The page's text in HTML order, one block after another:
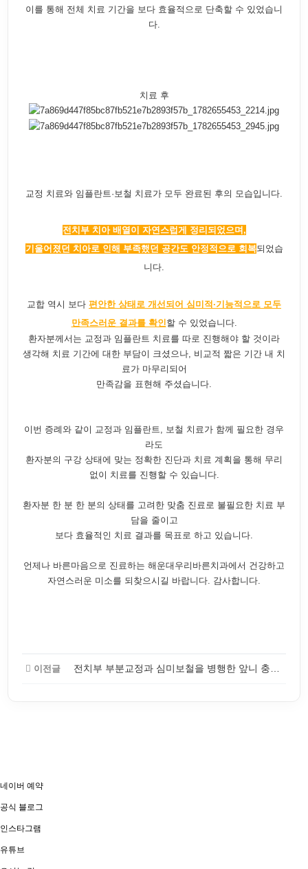
이를 통해 전체 치료 기간을 보다 효율적으로 단축할 수 있었습니
다.
치료 후
교정 치료와 임플란트·보철 치료가 모두 완료된 후의 모습입니다.
전치부 치아 배열이 자연스럽게 정리되었으며,
기울어졌던 치아로 인해 부족했던 공간도 안정적으로 회복되었습
니다.
교합 역시 보다 편안한 상태로 개선되어 심미적·기능적으로 모두
만족스러운 결과를 확인 할 수 있었습니다.
환자분께서는 교정과 임플란트 치료를 따로 진행해야 할 것이라
생각해 치료 기간에 대한 부담이 크셨으나, 비교적 짧은 기간 내 치
료가 마무리되어
만족감을 표현해 주셨습니다.
이번 증례와 같이 교정과 임플란트, 보철 치료가 함께 필요한 경우
라도
환자분의 구강 상태에 맞는 정확한 진단과 치료 계획을 통해 무리
없이 치료를 진행할 수 있습니다.
환자분 한 분 한 분의 상태를 고려한 맞춤 진료로 불필요한 치료 부
담을 줄이고
보다 효율적인 치료 결과를 목표로 하고 있습니다.
언제나 바른마음으로 진료하는 해운대우리바른치과에서 건강하고
자연스러운 미소를 되찾으시길 바랍니다. 감사합니다.
이전글
네이버 예약
공식 블로그
인스타그램
유튜브